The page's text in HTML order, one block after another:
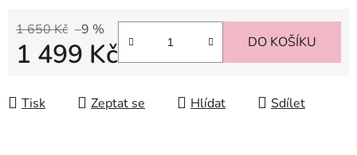
1 650 Kč –9 %
1 499 Kč DO KOŠÍKU
Tisk Zeptat se Hlídat Sdílet